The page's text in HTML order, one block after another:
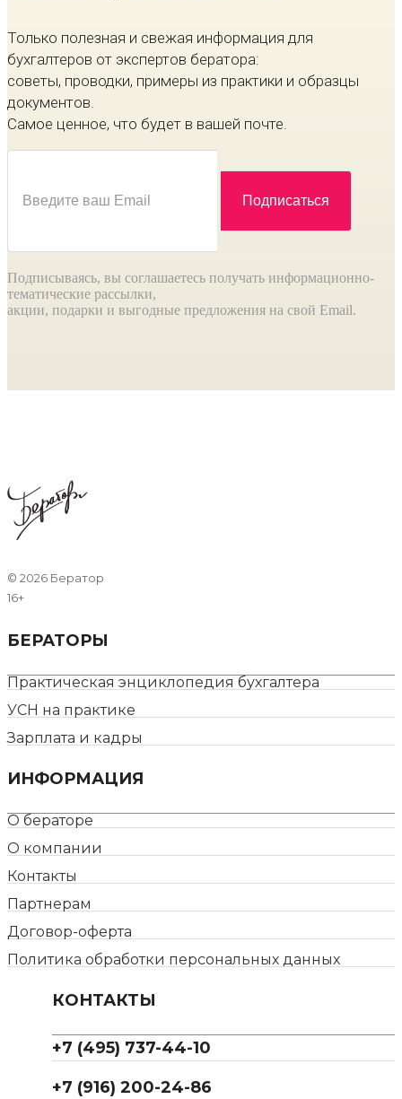
Только полезная и свежая информация для
бухгалтеров от экспертов бератора:
советы, проводки, примеры из практики и образцы
документов.
Самое ценное, что будет в вашей почте.
Подписываясь, вы соглашаетесь получать информационно-
тематические рассылки,
акции, подарки и выгодные предложения на свой Email.
© 2026 Бератор
16+
БЕРАТОРЫ
Практическая энциклопедия бухгалтера
УСН на практике
Зарплата и кадры
ИНФОРМАЦИЯ
О бераторе
О компании
Контакты
Партнерам
Договор-оферта
Политика обработки персональных данных
КОНТАКТЫ
+7 (495) 737-44-10
+7 (916) 200-24-86